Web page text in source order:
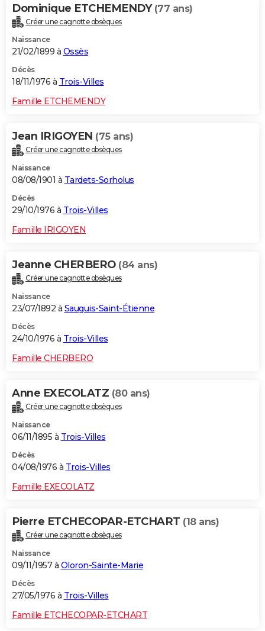
Dominique ETCHEMENDY (77 ans)
Créer une cagnotte obsèques
Naissance
21/02/1899 à Ossès
Décès
18/11/1976 à Trois-Villes
Famille ETCHEMENDY
Jean IRIGOYEN (75 ans)
Créer une cagnotte obsèques
Naissance
08/08/1901 à Tardets-Sorholus
Décès
29/10/1976 à Trois-Villes
Famille IRIGOYEN
Jeanne CHERBERO (84 ans)
Créer une cagnotte obsèques
Naissance
23/07/1892 à Sauguis-Saint-Étienne
Décès
24/10/1976 à Trois-Villes
Famille CHERBERO
Anne EXECOLATZ (80 ans)
Créer une cagnotte obsèques
Naissance
06/11/1895 à Trois-Villes
Décès
04/08/1976 à Trois-Villes
Famille EXECOLATZ
Pierre ETCHECOPAR-ETCHART (18 ans)
Créer une cagnotte obsèques
Naissance
09/11/1957 à Oloron-Sainte-Marie
Décès
27/05/1976 à Trois-Villes
Famille ETCHECOPAR-ETCHART